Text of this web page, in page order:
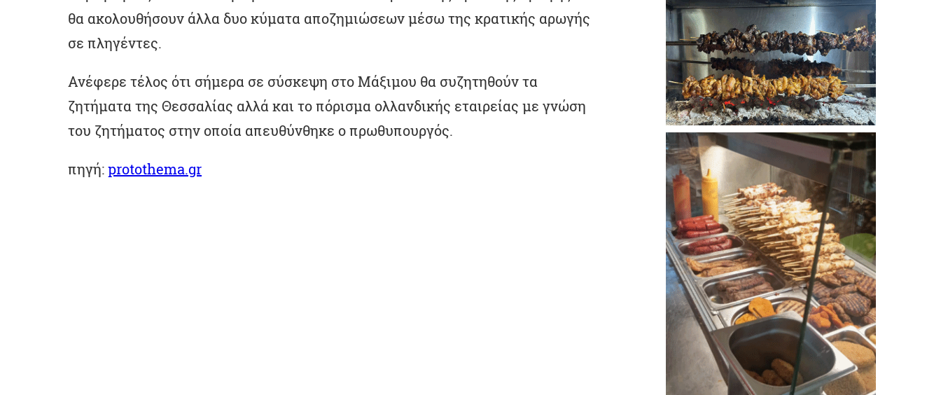
θα ακολουθήσουν άλλα δυο κύματα αποζημιώσεων μέσω της κρατικής αρωγής
σε πληγέντες.
Ανέφερε τέλος ότι σήμερα σε σύσκεψη στο Μάξιμου θα συζητηθούν τα
ζητήματα της Θεσσαλίας αλλά και το πόρισμα ολλανδικής εταιρείας με γνώση
του ζητήματος στην οποία απευθύνθηκε ο πρωθυπουργός.
πηγή:protothema.gr